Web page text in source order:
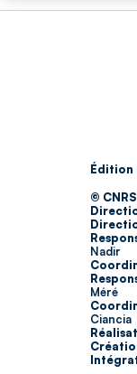
Édition
© CNRS
Nadir
Méré
Ciancia